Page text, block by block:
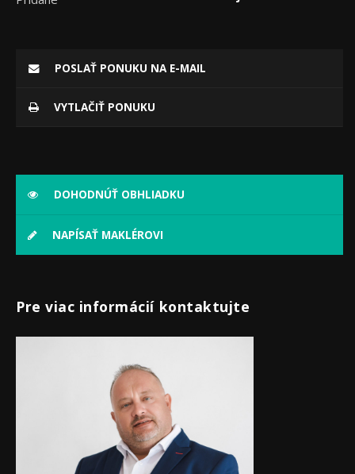
POSLAŤ PONUKU NA E-MAIL
VYTLAČIŤ PONUKU
DOHODNÚŤ OBHLIADKU
NAPÍSAŤ MAKLÉROVI
Pre viac informácií kontaktujte